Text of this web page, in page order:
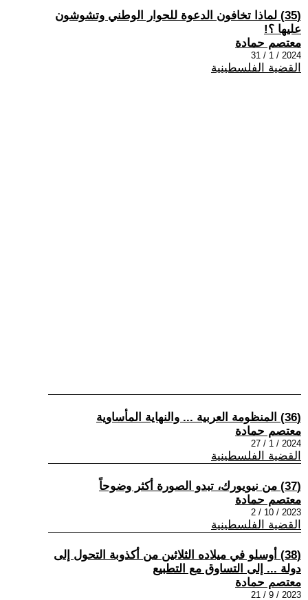
(35) لماذا تخافون الدعوة للحوار الوطني وتشوشون
عليها ؟!
معتصم حمادة
2024 / 1 / 31
القضية الفلسطينية
(36) المنظومة العربية ... والنهاية المأساوية
معتصم حمادة
2024 / 1 / 27
القضية الفلسطينية
(37) من نيويورك، تبدو الصورة أكثر وضوحاً
معتصم حمادة
2023 / 10 / 2
القضية الفلسطينية
(38) أوسلو في ميلاده الثلاثين من أكذوبة التحول إلى
دولة ... إلى التساوق مع التطبيع
معتصم حمادة
2023 / 9 / 21